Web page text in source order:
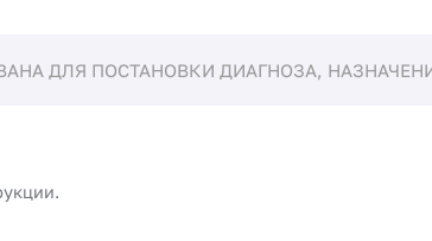
ДЛЯ ПОСТАНОВКИ ДИАГНОЗА,